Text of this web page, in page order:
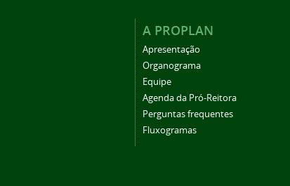
A PROPLAN
Apresentação
Organograma
Equipe
Agenda da Pró-Reitora
Perguntas frequentes
Fluxogramas